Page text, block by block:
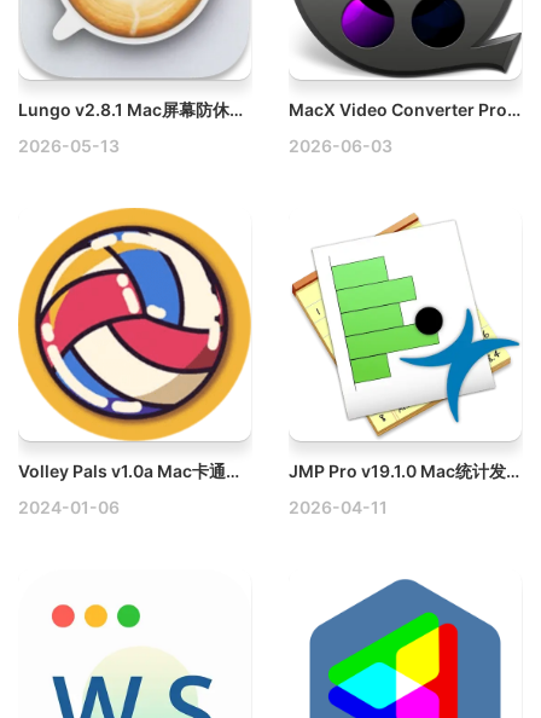
Lungo v2.8.1 Mac屏幕防休眠工具破解版
2026-05-13
MacX Video Converter Pro v6.9.0 Mac视频格式转换工具破解版
2026-06-03
Volley Pals v1.0a Mac卡通风格街机排球游戏破解版
2024-01-06
JMP Pro v19.1.0 Mac统计发现工具破解版
2026-04-11